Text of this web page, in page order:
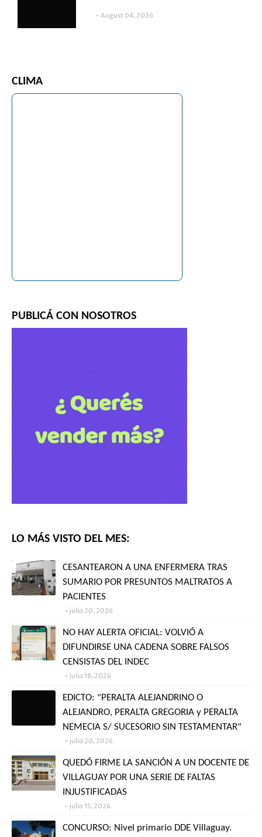
August 04, 2026
CLIMA
PUBLICÁ CON NOSOTROS
LO MÁS VISTO DEL MES:
CESANTEARON A UNA ENFERMERA TRAS
SUMARIO POR PRESUNTOS MALTRATOS A
PACIENTES
julio 20, 2026
NO HAY ALERTA OFICIAL: VOLVIÓ A
DIFUNDIRSE UNA CADENA SOBRE FALSOS
CENSISTAS DEL INDEC
julio 18, 2026
EDICTO: "PERALTA ALEJANDRINO O
ALEJANDRO, PERALTA GREGORIA y PERALTA
NEMECIA S/ SUCESORIO SIN TESTAMENTAR"
julio 20, 2026
QUEDÓ FIRME LA SANCIÓN A UN DOCENTE DE
VILLAGUAY POR UNA SERIE DE FALTAS
INJUSTIFICADAS
julio 15, 2026
CONCURSO: Nivel primario DDE Villaguay.